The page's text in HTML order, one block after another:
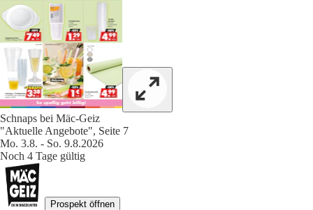
Schnaps bei Mäc-Geiz
"Aktuelle Angebote", Seite 7
Mo. 3.8. - So. 9.8.2026
Noch 4 Tage gültig
Prospekt öffnen